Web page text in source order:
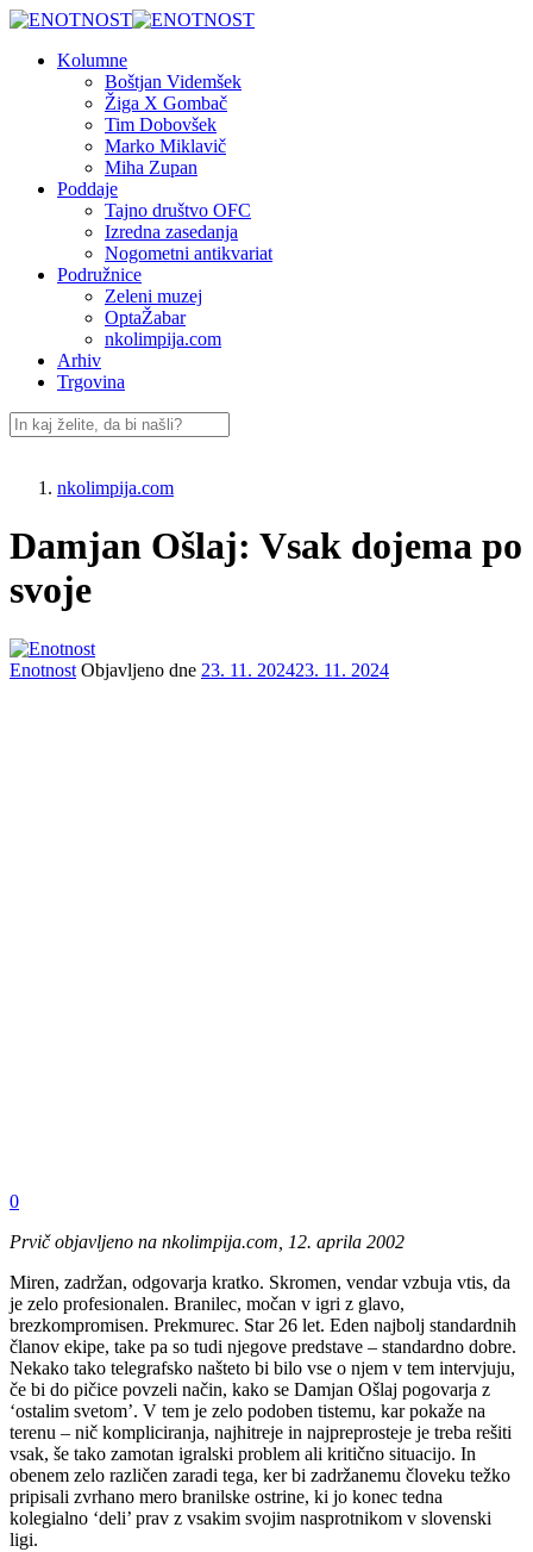
Preskoči
vsebinoKolumne
Boštjan Videmšek
Žiga X Gombač
Tim Dobovšek
Marko Miklavič
Miha Zupan
Poddaje
Tajno društvo OFC
Izredna zasedanja
Nogometni antikvariat
Podružnice
Zeleni muzej
OptaŽabar
nkolimpija.com
Arhiv
Trgovina
nkolimpija.com
Damjan Ošlaj: Vsak dojema po
svoje
Enotnost Objavljeno dne 23. 11. 202423. 11. 2024
0
Prvič objavljeno na nkolimpija.com, 12. aprila 2002
Miren, zadržan, odgovarja kratko. Skromen, vendar vzbuja vtis, da
je zelo profesionalen. Branilec, močan v igri z glavo,
brezkompromisen. Prekmurec. Star 26 let. Eden najbolj standardnih
članov ekipe, take pa so tudi njegove predstave – standardno dobre.
Nekako tako telegrafsko našteto bi bilo vse o njem v tem intervjuju,
če bi do pičice povzeli način, kako se Damjan Ošlaj pogovarja z
‘ostalim svetom’. V tem je zelo podoben tistemu, kar pokaže na
terenu – nič kompliciranja, najhitreje in najpreprosteje je treba rešiti
vsak, še tako zamotan igralski problem ali kritično situacijo. In
obenem zelo različen zaradi tega, ker bi zadržanemu človeku težko
pripisali zvrhano mero branilske ostrine, ki jo konec tedna
kolegialno ‘deli’ prav z vsakim svojim nasprotnikom v slovenski
ligi.